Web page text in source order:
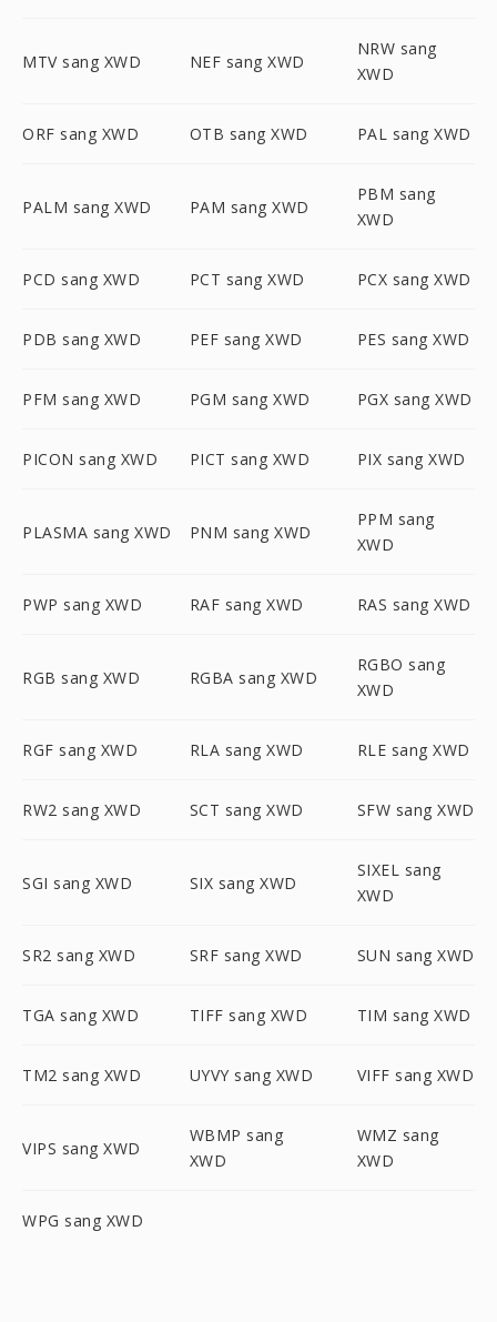
MTV sang XWD NEF sang XWD
NRW sang
XWD
ORF sang XWD OTB sang XWD PAL sang XWD
PALM sang XWD PAM sang XWD
PBM sang
XWD
PCD sang XWD PCT sang XWD PCX sang XWD
PDB sang XWD PEF sang XWD PES sang XWD
PFM sang XWD PGM sang XWD PGX sang XWD
PICON sang XWD PICT sang XWD PIX sang XWD
PLASMA sang XWD PNM sang XWD
PPM sang
XWD
PWP sang XWD RAF sang XWD RAS sang XWD
RGB sang XWD RGBA sang XWD
RGBO sang
XWD
RGF sang XWD RLA sang XWD RLE sang XWD
RW2 sang XWD SCT sang XWD SFW sang XWD
SGI sang XWD SIX sang XWD
SIXEL sang
XWD
SR2 sang XWD SRF sang XWD SUN sang XWD
TGA sang XWD TIFF sang XWD TIM sang XWD
TM2 sang XWD UYVY sang XWD VIFF sang XWD
VIPS sang XWD
WBMP sang
XWD
WMZ sang
XWD
WPG sang XWD